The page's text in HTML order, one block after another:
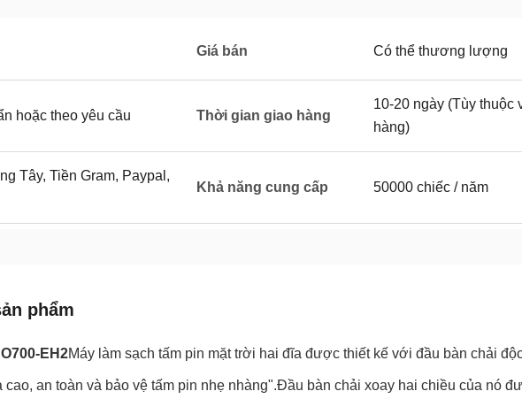
Giá bán Có thể thương lượng
hoặc theo yêu cầu Thời gian giao hàng
10-20 ngày (Tùy thuộc
hàng)
Tây, Tiền Gram, Paypal,
Khả năng cung cấp 50000 chiếc / năm
phẩm
EH2Máy làm sạch tấm pin mặt trời hai đĩa được thiết kế với đầu bàn chải
cao, an toàn và bảo vệ tấm pin nhẹ nhàng".Đầu bàn chải xoay hai chiều của nó